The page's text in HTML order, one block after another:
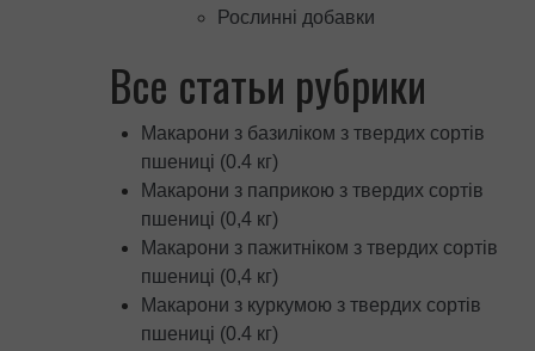
Рослинні добавки
Все статьи рубрики
Макарони з базиліком з твердих сортів
пшениці (0.4 кг)
Макарони з паприкою з твердих сортів
пшениці (0,4 кг)
Макарони з пажитніком з твердих сортів
пшениці (0,4 кг)
Макарони з куркумою з твердих сортів
пшениці (0.4 кг)